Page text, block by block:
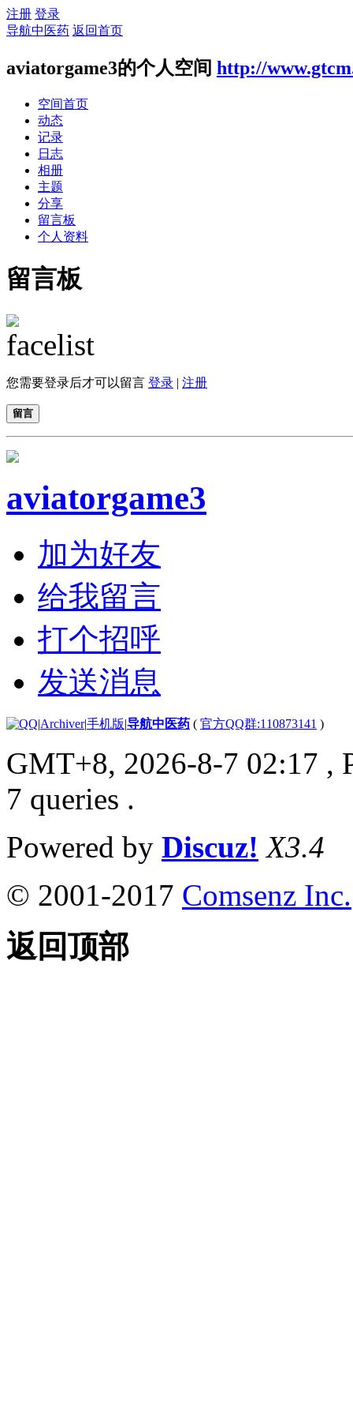
注册 登录
导航中医药 返回首页
aviatorgame3的个人空间 http://
空间首页
动态
记录
日志
相册
主题
分享
留言板
个人资料
留言板
您需要登录后才可以留言 登录 | 注册
留言
aviatorgame3
加为好友
给我留言
打个招呼
发送消息
|Archiver|手机版|导航中医药 ( 官方QQ群:110873141 )
GMT+8, 2026-8-7 02:17 ,
7 queries .
Powered by Discuz! X3.4
© 2001-2017 Comsenz Inc.
返回顶部